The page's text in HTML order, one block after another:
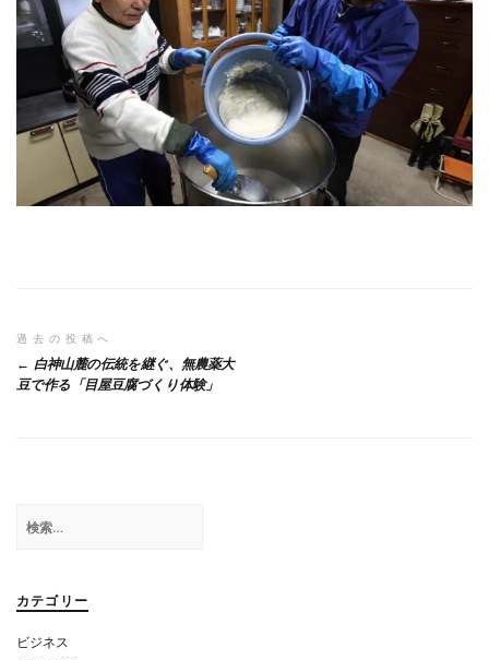
投
稿
ー
ョ
ン
過去の投稿へ
白神山麓の伝統を継ぐ、無農薬大
豆で作る「目屋豆腐づくり体験」
索:
カテゴリー
ビジネス